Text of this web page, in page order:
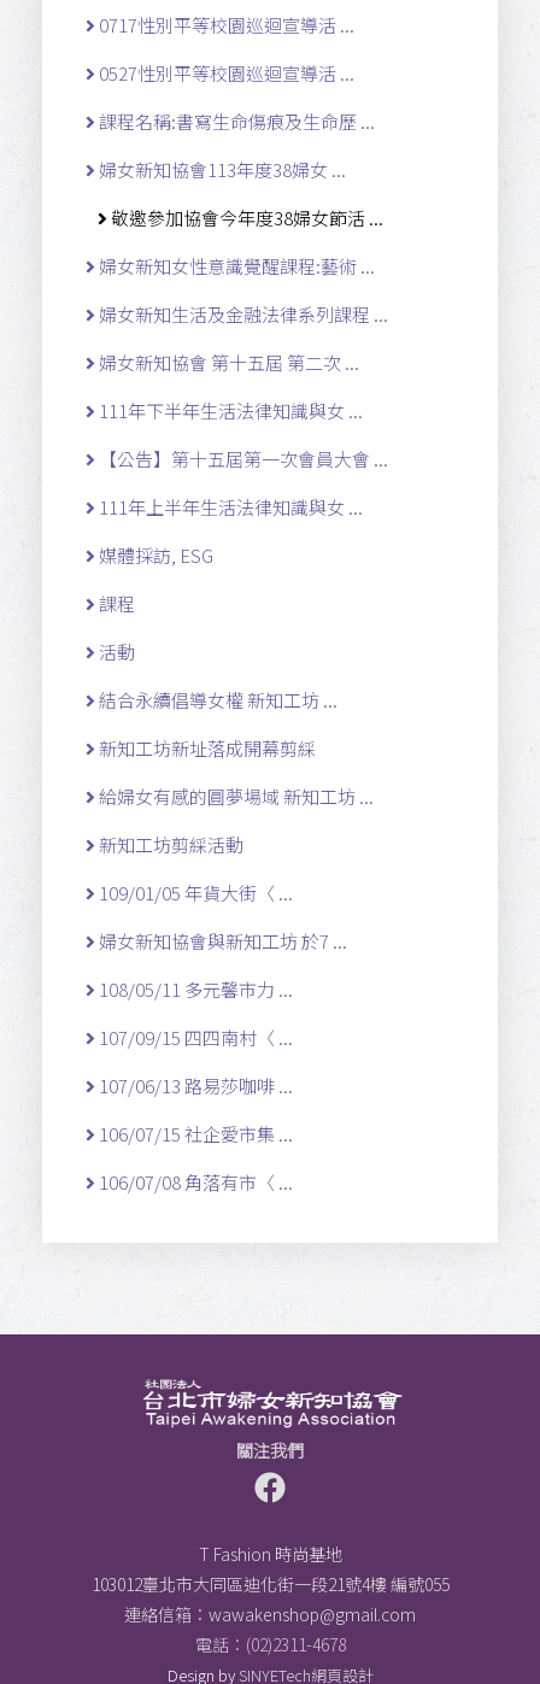
0717性別平等校園巡迴宣導活 ...
0527性別平等校園巡迴宣導活 ...
課程名稱:書寫生命傷痕及生命歷 ...
婦女新知協會113年度38婦女 ...
敬邀參加協會今年度38婦女節活 ...
婦女新知女性意識覺醒課程:藝術 ...
婦女新知生活及金融法律系列課程 ...
婦女新知協會 第十五屆 第二次 ...
111年下半年生活法律知識與女 ...
【公告】第十五屆第一次會員大會 ...
111年上半年生活法律知識與女 ...
媒體採訪, ESG
課程
活動
結合永續倡導女權 新知工坊 ...
新知工坊新址落成開幕剪綵
給婦女有感的圓夢場域 新知工坊 ...
新知工坊剪綵活動
109/01/05 年貨大街〈 ...
婦女新知協會與新知工坊 於7 ...
108/05/11 多元馨市力 ...
107/09/15 四四南村〈 ...
107/06/13 路易莎咖啡 ...
106/07/15 社企愛市集 ...
106/07/08 角落有市〈 ...
關注我們
T Fashion 時尚基地
103012臺北市大同區迪化街一段21號4樓 編號055
連絡信箱： wawakenshop@gmail.com
電話：(02)2311-4678
Design by SINYETech網頁設計